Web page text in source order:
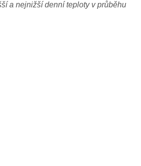
a nejnižší denní teploty v průběhu